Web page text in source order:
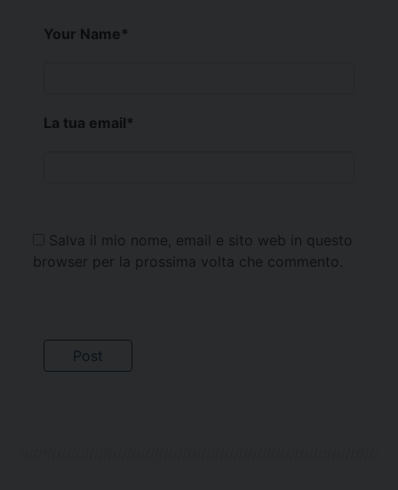
Your Name*
La tua email*
Salva il mio nome, email e sito web in questo
browser per la prossima volta che commento.